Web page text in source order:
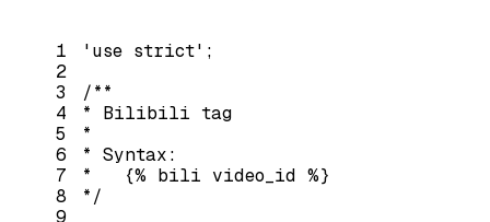
1
2
3
4
5
6
7
8
9
'use strict' ;
/**
* Bilibili tag
*
* Syntax:
*   {% bili video_id %}
*/